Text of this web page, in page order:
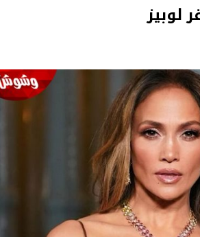
لوبيز